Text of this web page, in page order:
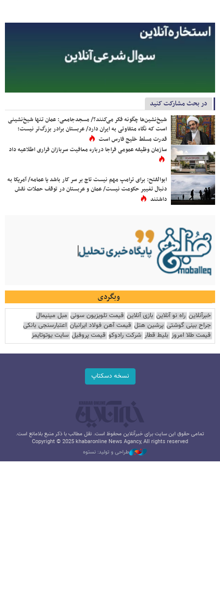
در بحث مشارکت کنید
شیخ‌نشین‌ها چگونه فکر می‌کنند؟/ مسجدجامعی: عمان تنها شیخ‌نشینی
است که نگاه متفاوتی به ایران دارد/ عربستان برادر بزرگ‌تر نیست؛
قدرت مسلط خلیج فارس است
سازمان وظیفه عمومی فراجا درباره معافیت سربازان فراری اطلاعیه داد
ابوالفتح: برای ترامپ مهم نیست تاج بر سر کار باشد یا عمامه/ آمریکا به
دنبال تغییر حکومت نیست/ عمان و عربستان در توقف حملات نقش
داشتند
وبگردی
خبرآنلاین راه نو آنلاین بازی آنلاین قیمت تلویزیون سونی مبل مینیمال
جراح بینی گوشتی پرشین هتل قیمت آهن فولاد ایرانیان اعتبارسنجی بانکی
قیمت طلا امروز بلیط قطار شرکت رادوکو قیمت پروفیل سایت یوتوتایمز
نسخه دسکتاپ
تمامی حقوق این سایت برای خبرآنلاین محفوظ است. نقل مطالب با ذکر منبع بلامانع است.
Copyright © 2025 khabaronline News Agancy, All rights reserved
طراحی و تولید: نستوه